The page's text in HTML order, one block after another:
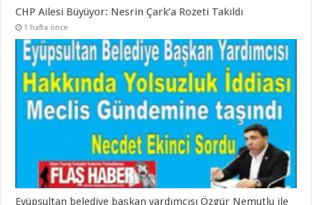
CHP Ailesi Büyüyor: Nesrin Çark’a Rozeti Takıldı
1 hafta önce
Eyüpsultan belediye başkan yardımcısı Özgür Nemutlu ile